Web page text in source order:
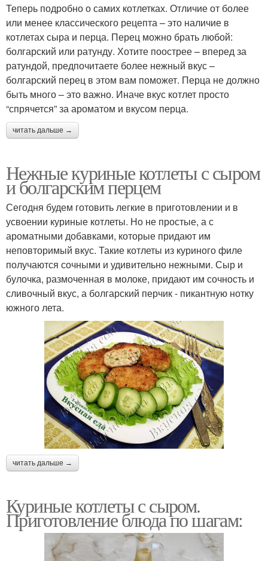
Теперь подробно о самих котлетках. Отличие от более
или менее классического рецепта – это наличие в
котлетах сыра и перца. Перец можно брать любой:
болгарский или ратунду. Хотите поострее – вперед за
ратундой, предпочитаете более нежный вкус –
болгарский перец в этом вам поможет. Перца не должно
быть много – это важно. Иначе вкус котлет просто
“спрячется” за ароматом и вкусом перца.
читать дальше →
Нежные куриные котлеты с сыром
и болгарским перцем
Сегодня будем готовить легкие в приготовлении и в
усвоении куриные котлеты. Но не простые, а с
ароматными добавками, которые придают им
неповторимый вкус. Такие котлеты из куриного филе
получаются сочными и удивительно нежными. Сыр и
булочка, размоченная в молоке, придают им сочность и
сливочный вкус, а болгарский перчик - пикантную нотку
южного лета.
читать дальше →
Куриные котлеты с сыром.
Приготовление блюда по шагам: